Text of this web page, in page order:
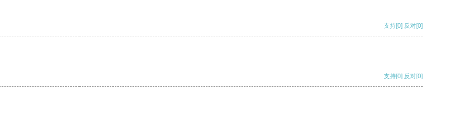
支持[0] 反对[0]
支持[0] 反对[0]